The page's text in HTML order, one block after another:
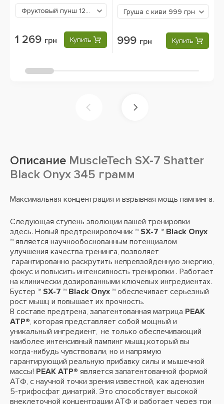
Фруктовый пунш 1269 грн
1 269 грн Купить
Груша с киви 999 грн
999 грн Купить
Описание MuscleTech SX-7 Shatter
Black Onyx 345 грамм
Максимальная концентрация и взрывная мощь пампинга.
Следующая ступень эволюции вашей тренировки
здесь. Новый предтренировочник ™ SX-7 ™ Black Onyx
™ является научнообоснованным потенциалом
улучшения качества тренинга, позволяет
гарантированно раскрутить непревзойденную энергию,
фокус и повысить интенсивность тренировки . Работает
на клинически дозированными ключевых ингредиентах.
Бустер ™ SX-7 ™ Black Onyx ™ обеспечивает серьезный
рост мышц и повышает их прочность.
В составе предтрена, запатентованная матрица PEAK
ATP®, которая представляет собой мощный и
уникальный ингредиент, не только обеспечивающий
наиболее интенсивный пампинг мышц,который вы
когда-нибудь чувствовали, но и напрямую
гарантирующий реальную прибавку силы и мышечной
массы! PEAK ATP® является запатентованной формой
АТФ, с научной точки зрения известной, как аденозин
5-трифосфат динатрий. Это способствует высокой
внеклеточной концентрации АТФ и работает через три